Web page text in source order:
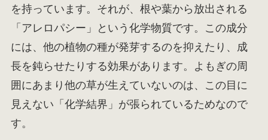
を持っています。それが、根や葉から放出される
「アレロパシー」という化学物質です。この成分
には、他の植物の種が発芽するのを抑えたり、成
長を鈍らせたりする効果があります。よもぎの周
囲にあまり他の草が生えていないのは、この目に
見えない「化学結界」が張られているためなので
す。